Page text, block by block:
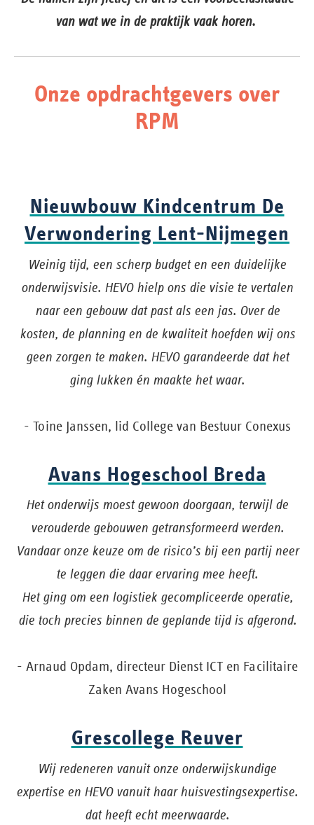
van wat we in de praktijk vaak horen.
Onze opdrachtgevers over
RPM
Nieuwbouw Kindcentrum De
Verwondering Lent-Nijmegen
Weinig tijd, een scherp budget en een duidelijke
onderwijsvisie. HEVO hielp ons die visie te vertalen
naar een gebouw dat past als een jas. Over de
kosten, de planning en de kwaliteit hoefden wij ons
geen zorgen te maken. HEVO garandeerde dat het
ging lukken én maakte het waar.
- Toine Janssen, lid College van Bestuur Conexus
Avans Hogeschool Breda
Het onderwijs moest gewoon doorgaan, terwijl de
verouderde gebouwen getransformeerd werden.
Vandaar onze keuze om de risico’s bij een partij neer
te leggen die daar ervaring mee heeft.
Het ging om een logistiek gecompliceerde operatie,
die toch precies binnen de geplande tijd is afgerond.
- Arnaud Opdam, directeur Dienst ICT en Facilitaire
Zaken Avans Hogeschool
Grescollege Reuver
Wij redeneren vanuit onze onderwijskundige
expertise en HEVO vanuit haar huisvestingsexpertise.
dat heeft echt meerwaarde.